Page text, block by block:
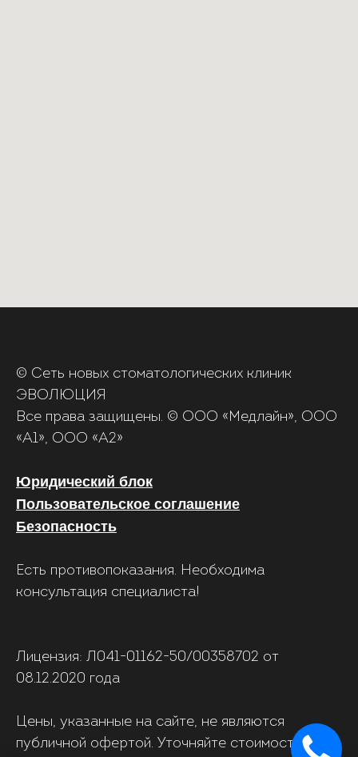
© Сеть новых стоматологических клиник
ЭВОЛЮЦИЯ
Все права защищены. © ООО «‎Медлайн», ООО
«А1», ООО «А2»
Юридический блок
Пользовательское соглашение
Безопасность
Есть противопоказания. Необходима
консультация специалиста!
Лицензия: Л041-01162-50/00358702 от
08.12.2020 года
Цены, указанные на сайте, не являются
публичной офертой. Уточняйте стоимость в